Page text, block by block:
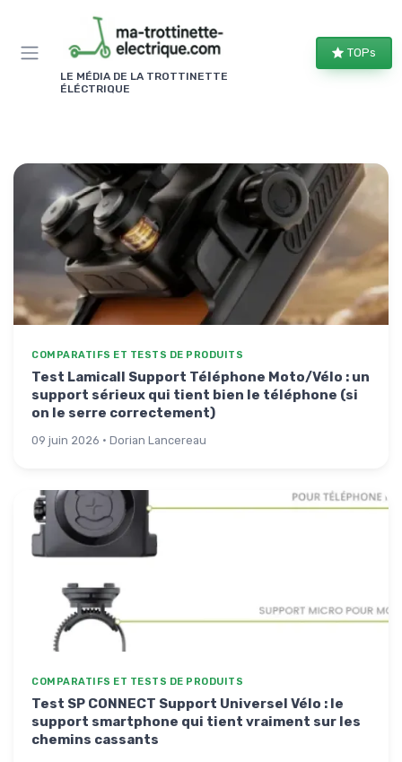
LE MÉDIA DE LA TROTTINETTE
ÉLÉCTRIQUE
TOPs
COMPARATIFS ET TESTS DE PRODUITS
Test Lamicall Support Téléphone Moto/Vélo : un
support sérieux qui tient bien le téléphone (si
on le serre correctement)
09 juin 2026 · Dorian Lancereau
COMPARATIFS ET TESTS DE PRODUITS
Test SP CONNECT Support Universel Vélo : le
support smartphone qui tient vraiment sur les
chemins cassants